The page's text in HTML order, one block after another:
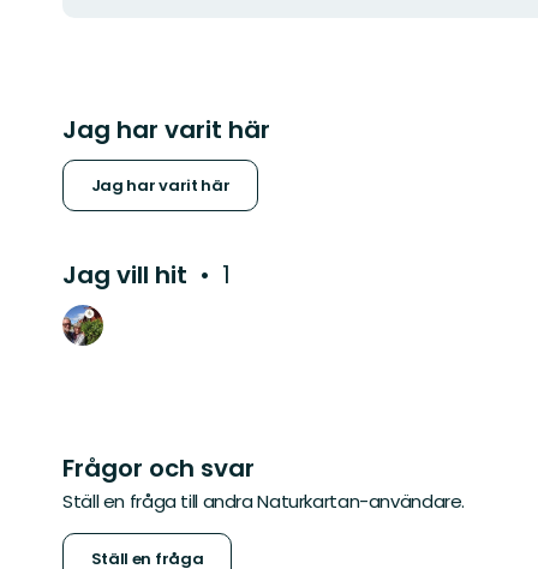
Jag har varit här
Jag har varit här
Jag vill hit 1
Frågor och svar
Ställ en fråga till andra Naturkartan-användare.
Ställ en fråga